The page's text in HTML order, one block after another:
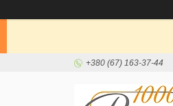
+380 (67) 163-37-44